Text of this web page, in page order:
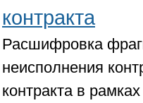
контракта
Расшифровка
неисполнения
контракта в